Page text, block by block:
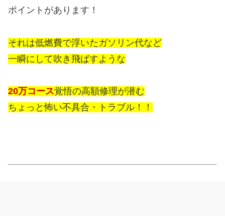
ポイントがあります！
それは低燃費で浮いたガソリン代など
一瞬にして吹き飛ばすような
20万コース覚悟の高額修理が潜む
ちょっと怖い不具合・トラブル！！